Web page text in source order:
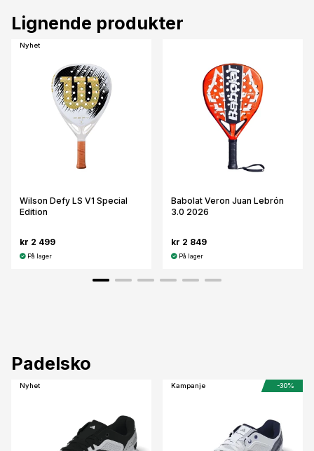
Lignende produkter
Nyhet
Wilson Defy LS V1 Special
Edition
kr 2 499
På lager
Babolat Veron Juan Lebrón
3.0 2026
kr 2 849
På lager
Padelsko
Nyhet Kampanje -30%